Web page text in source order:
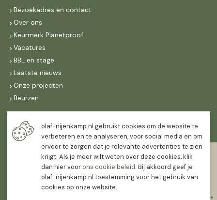
Bezoekadres en contact
Over ons
Keurmerk Planetproof
Vacatures
BBL en stage
Laatste nieuws
Onze projecten
Beurzen
Maandag t/m vrijdag
07:30-
16:30
12:00
olaf-nijenkamp.nl gebruikt cookies om de website te
verbeteren en te analyseren, voor social media en om
ervoor te zorgen dat je relevante advertenties te zien
krijgt. Als je meer wilt weten over deze cookies, klik
dan hier voorons cookie beleid. Bij akkoord geef je
olaf-nijenkamp.nl toestemming voor het gebruik van
cookies op onze website.